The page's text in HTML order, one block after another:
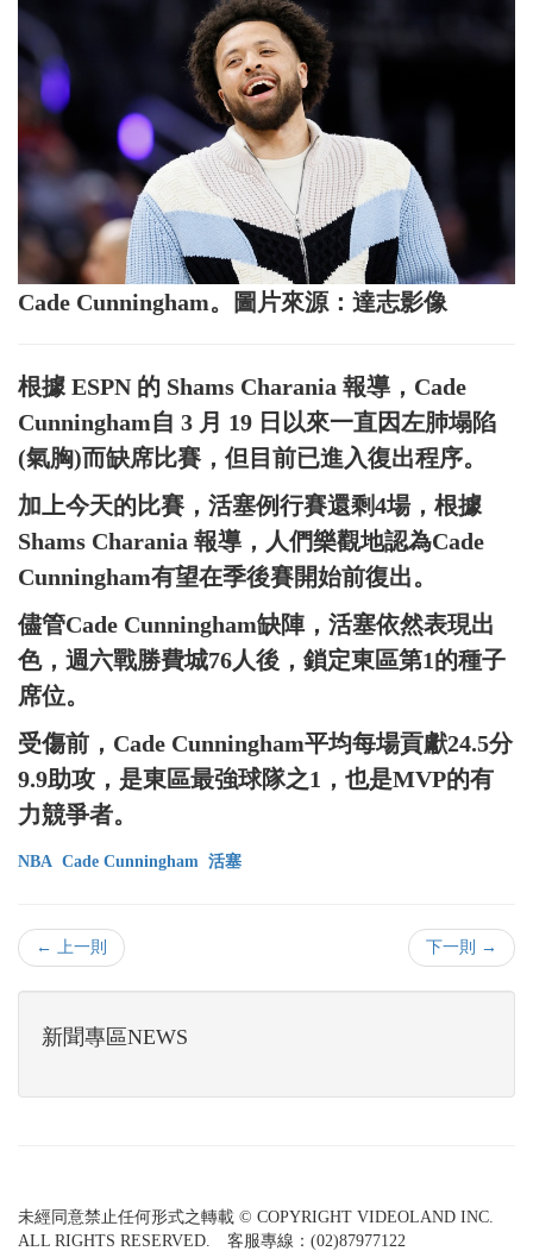
Cade Cunningham。圖片來源：達志影像
根據 ESPN 的 Shams Charania 報導，Cade
Cunningham自 3 月 19 日以來一直因左肺塌陷
(氣胸)而缺席比賽，但目前已進入復出程序。
加上今天的比賽，活塞例行賽還剩4場，根據
Shams Charania 報導，人們樂觀地認為Cade
Cunningham有望在季後賽開始前復出。
儘管Cade Cunningham缺陣，活塞依然表現出
色，週六戰勝費城76人後，鎖定東區第1的種子
席位。
受傷前，Cade Cunningham平均每場貢獻24.5分
9.9助攻，是東區最強球隊之1，也是MVP的有
力競爭者。
NBA Cade Cunningham 活塞
← 上一則 下一則 →
新聞專區NEWS
未經同意禁止任何形式之轉載 © COPYRIGHT VIDEOLAND INC.
ALL RIGHTS RESERVED. 客服專線：(02)87977122